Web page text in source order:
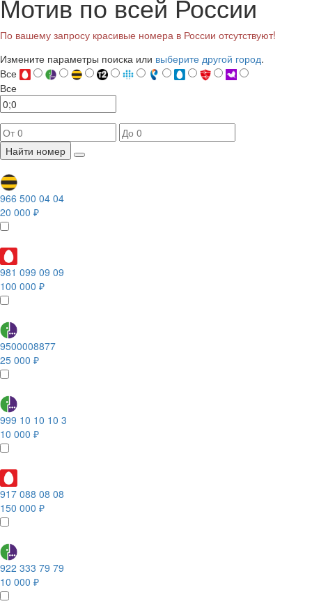
Мотив по всей России
По вашему запросу красивые номера в России отсутствуют!
Измените параметры поиска или выберите другой город.
Все
Все
Найти номер
966 500 04 04
20 000 ₽
981 099 09 09
100 000 ₽
9500008877
25 000 ₽
999 10 10 10 3
10 000 ₽
917 088 08 08
150 000 ₽
922 333 79 79
10 000 ₽